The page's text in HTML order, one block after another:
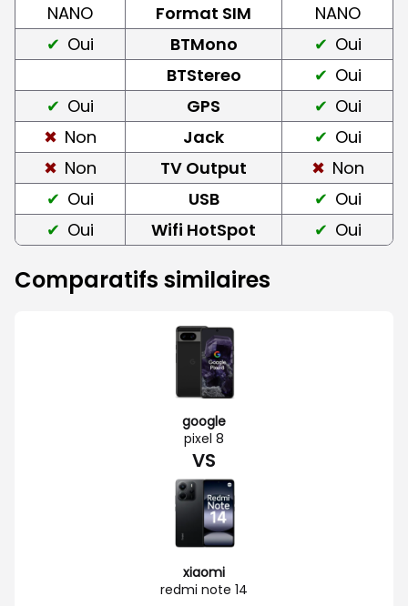
NANO Format SIM
NANO
Oui
BTMono
Oui
BTStereo
Oui
Oui
GPS
Oui
Non
Jack
Oui
Non
TV Output
Non
Oui
USB
Oui
Oui
Wifi HotSpot Oui
Comparatifs similaires
google
pixel 8
VS
xiaomi
redmi note 14